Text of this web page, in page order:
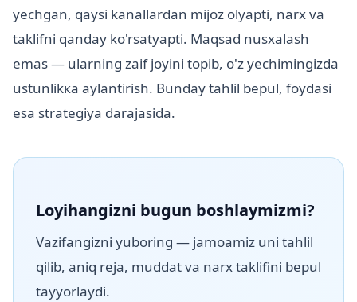
yechgan, qaysi kanallardan mijoz olyapti, narx va
taklifni qanday ko'rsatyapti. Maqsad nusxalash
emas — ularning zaif joyini topib, o'z yechimingizda
ustunlikка aylantirish. Bunday tahlil bepul, foydasi
esa strategiya darajasida.
Loyihangizni bugun boshlaymizmi?
Vazifangizni yuboring — jamoamiz uni tahlil
qilib, aniq reja, muddat va narx taklifini bepul
tayyorlaydi.